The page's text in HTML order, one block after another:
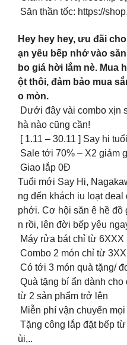
Săn thần tốc: https://
Hey hey hey, ưu đãi
ạn yêu bếp nhớ vào
bo giá hời lắm nè. Mua
ột thôi, đảm bảo mua
o mòn.
Dưới đây vài combo xịn
hà nào cũng cần!
[ 1.11 – 30.11 ] Say hi
Sale tới 70% – X2 giảm
Giao lắp 0Đ
Tuổi mới Say Hi,
ng đến khách iu loạt
phới. Cơ hội săn ê hề đồ
n rồi, lên đời bếp yêu
Máy rửa bát chỉ từ 6XXX
Combo 2 món chỉ từ 3XX
Có tới 3 món quà tặng/
Quà tặng bí ẩn dành
từ 2 sản phẩm trở lên
Miễn phí vận chuyển
Tặng công lắp đặt bếp
ùi,..